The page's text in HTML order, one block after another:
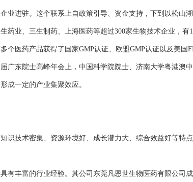
业进驻。这个联系上自政策引导、资金支持，下到以松山
业、三生制药、上海医药等超过300家生物技术企业，有
个医药产品获得了国家GMP认证、欧盟GMP认证以及美国
东院士高峰年会上，中国科学院院士、济南大学粤港澳
成一定的产业集聚效应。
技术密集、资源环境好、成长潜力大、综合效益好等特
丰富的行业经验。其公司东莞凡恩世生物医药有限公司